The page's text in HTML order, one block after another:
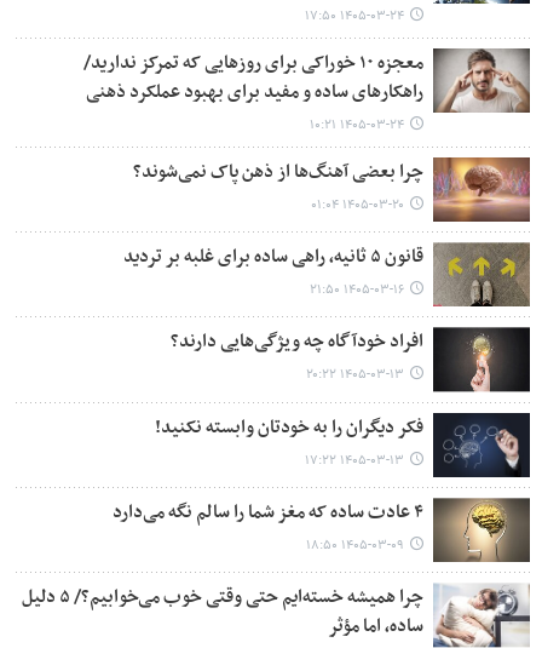
۱۴۰۵-۰۳-۲۴ ۱۷:۵۰
معجزه ۱۰ خوراکی برای روزهایی که تمرکز ندارید/
راهکارهای ساده و مفید برای بهبود عملکرد ذهنی
۱۴۰۵-۰۳-۲۴ ۱۰:۲۱
چرا بعضی آهنگ‌ها از ذهن پاک نمی‌شوند؟
۱۴۰۵-۰۳-۲۰ ۰۱:۰۴
قانون ۵ ثانیه، راهی ساده برای غلبه بر تردید
۱۴۰۵-۰۳-۱۶ ۲۱:۵۰
افراد خودآگاه چه ویژگی‌هایی دارند؟
۱۴۰۵-۰۳-۱۳ ۲۰:۲۲
فکر دیگران را به خودتان وابسته نکنید!
۱۴۰۵-۰۳-۱۳ ۱۷:۲۲
۴ عادت ساده که مغز شما را سالم نگه می‌دارد
۱۴۰۵-۰۳-۰۹ ۱۸:۵۰
چرا همیشه خسته‌ایم حتی وقتی خوب می‌خوابیم؟/ ۵ دلیل
ساده، اما مؤثر